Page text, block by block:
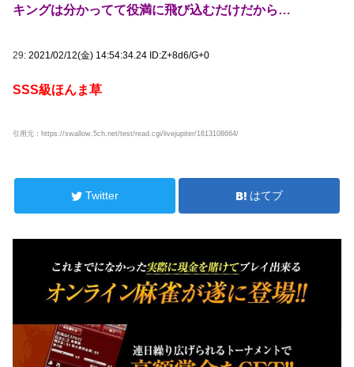
キングは分かってて役満に飛び込むだけだから…
29: 2021/02/12(金) 14:54:34.24 ID:Z+8d6/G+0
SSS級ほんま草
引用元：https://swallow.5ch.net/test/read.cgi/livejupiter/1613108664/
Twitter はてブ